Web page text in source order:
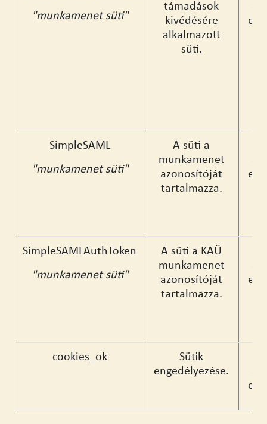
"munkamenet süti"
támadások
kivédésére
alkalmazott
süti.
SimpleSAML
"munkamenet süti"
A süti a
munkamenet
azonosítóját
tartalmazza.
SimpleSAMLAuthToken
"munkamenet süti"
A süti a KAÜ
munkamenet
azonosítóját
tartalmazza.
cookies_ok
Sütik
engedélyezése.